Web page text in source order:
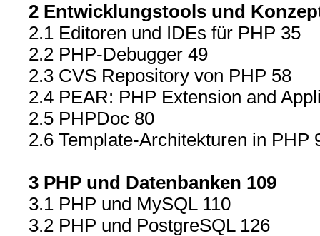
2 Entwicklungstools und
2.1 Editoren und IDEs für PHP 35
2.2 PHP-Debugger 49
2.3 CVS Repository von PHP 58
2.4 PEAR: PHP Extension and
2.5 PHPDoc 80
2.6 Template-Architekturen in PHP
3 PHP und Datenbanken 109
3.1 PHP und MySQL 110
3.2 PHP und PostgreSQL 126